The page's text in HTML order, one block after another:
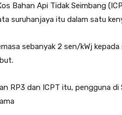
Bahan Api Tidak Seimbang
suruhanjaya itu dalam satu
sebanyak 2 sen/kWj
RP3 dan ICPT itu, pengguna